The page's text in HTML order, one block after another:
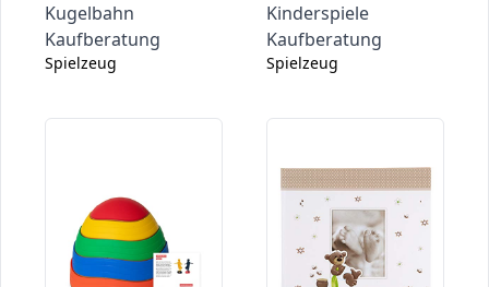
Kugelbahn
Kaufberatung
Spielzeug
Kinderspiele
Kaufberatung
Spielzeug